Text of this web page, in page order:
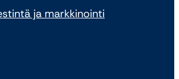
ja markkinointi